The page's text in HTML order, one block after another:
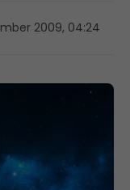
2009, 04:24